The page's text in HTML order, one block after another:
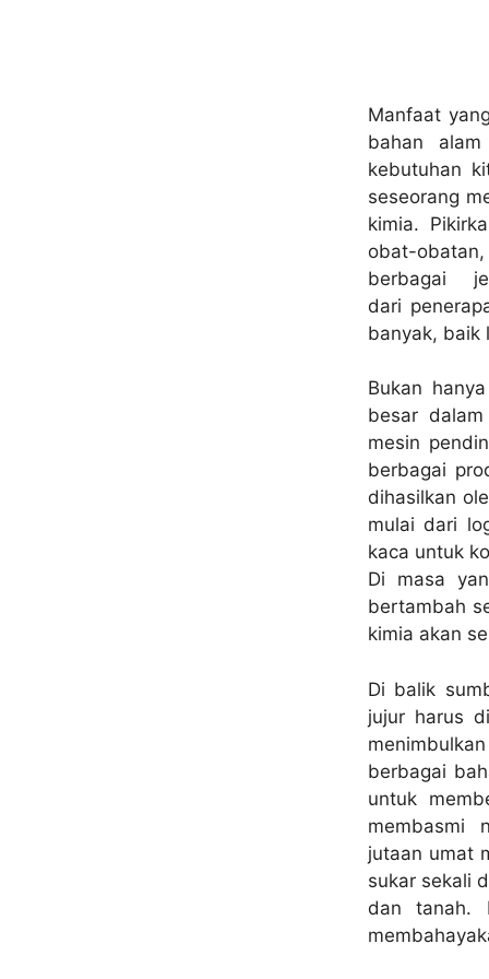
Manfaat
bahan
kebutuhan
seseorang
kimia.
obat-
berbagai
dari
banyak, baik
Bukan
besar
mesin
berbagai
dihasilkan
mulai dari
kaca untuk
Di masa
bertambah
kimia akan
Di balik
jujur harus
berbagai
untuk
membasmi
jutaan umat
sukar sekali
dan tanah.